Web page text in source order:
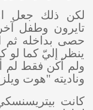
لكن ذلك جعل
تايرون وطفل
حصى بداخله ثم
ينظر إليّ كما لو
ولم أكن فقط لم
وناديته "هوت
كانت